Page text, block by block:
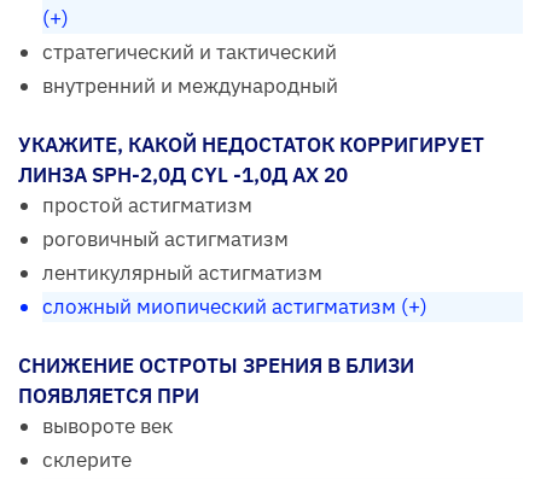
(+)
стратегический и тактический
внутренний и международный
УКАЖИТЕ, КАКОЙ НЕДОСТАТОК КОРРИГИРУЕТ
ЛИНЗА SPH-2,0Д CYL -1,0Д AX 20
простой астигматизм
роговичный астигматизм
лентикулярный астигматизм
сложный миопический астигматизм (+)
СНИЖЕНИЕ ОСТРОТЫ ЗРЕНИЯ В БЛИЗИ
ПОЯВЛЯЕТСЯ ПРИ
вывороте век
склерите